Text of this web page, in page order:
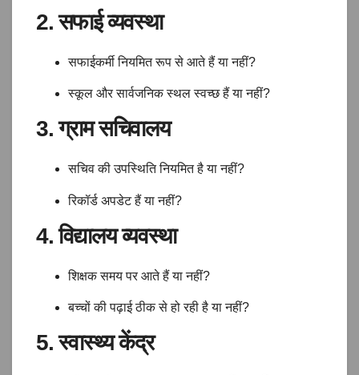
2. सफाई व्यवस्था
सफाईकर्मी नियमित रूप से आते हैं या नहीं?
स्कूल और सार्वजनिक स्थल स्वच्छ हैं या नहीं?
3. ग्राम सचिवालय
सचिव की उपस्थिति नियमित है या नहीं?
रिकॉर्ड अपडेट हैं या नहीं?
4. विद्यालय व्यवस्था
शिक्षक समय पर आते हैं या नहीं?
बच्चों की पढ़ाई ठीक से हो रही है या नहीं?
5. स्वास्थ्य केंद्र